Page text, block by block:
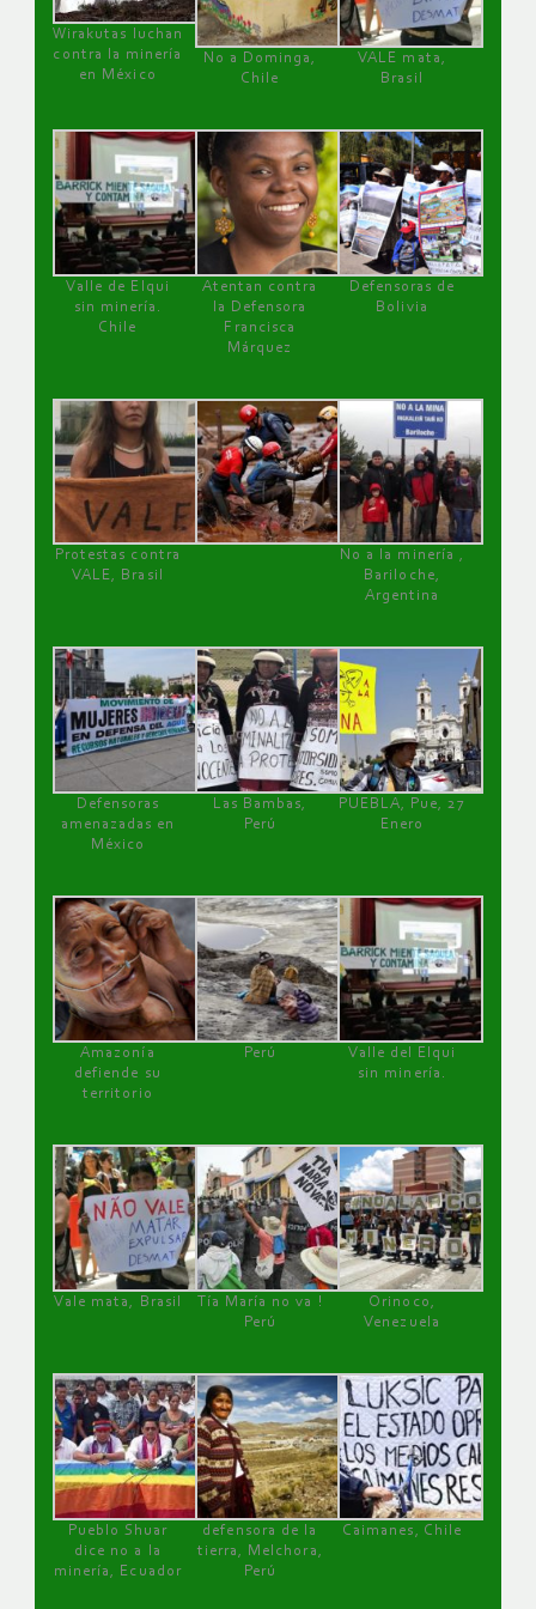
Wirakutas luchan
contra la minería
en México
No a Dominga,
Chile
VALE mata,
Brasil
Valle de Elqui
sin minería.
Chile
Atentan contra
la Defensora
Francisca
Márquez
Defensoras de
Bolivia
Protestas contra
VALE, Brasil
No a la minería ,
Bariloche,
Argentina
Defensoras
amenazadas en
México
Las Bambas,
Perú
PUEBLA, Pue, 27
Enero
Amazonía
defiende su
territorio
Perú
Valle del Elqui
sin minería.
Vale mata, Brasil
Tía María no va !
Perú
Orinoco,
Venezuela
Pueblo Shuar
dice no a la
minería, Ecuador
defensora de la
tierra, Melchora,
Perú
Caimanes, Chile